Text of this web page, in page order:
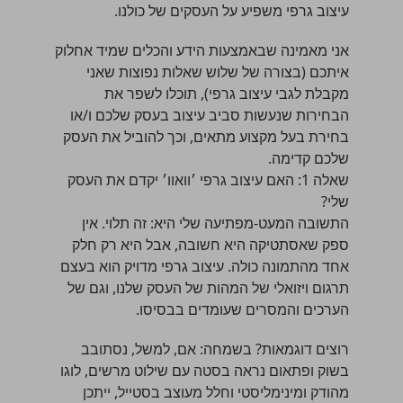
עיצוב גרפי משפיע על העסקים של כולנו.
אני מאמינה שבאמצעות הידע והכלים שמיד אחלוק
איתכם (בצורה של שלוש שאלות נפוצות שאני
מקבלת לגבי עיצוב גרפי), תוכלו לשפר את
הבחירות שנעשות סביב עיצוב בעסק שלכם ו/או
בחירת בעל מקצוע מתאים, וכך להוביל את העסק
שלכם קדימה.
שאלה 1: האם עיצוב גרפי ׳וואוו׳ יקדם את העסק
שלי?
התשובה המעט-מפתיעה שלי היא: זה תלוי. אין
ספק שאסתטיקה היא חשובה, אבל היא רק חלק
אחד מהתמונה כולה. עיצוב גרפי מדויק הוא בעצם
תרגום ויזואלי של המהות של העסק שלנו, וגם של
הערכים והמסרים שעומדים בבסיסו.
רוצים דוגמאות? בשמחה: אם, למשל, נסתובב
בשוק ופתאום נראה בסטה עם שילוט מרשים, לוגו
מהודק ומינימליסטי וחלל מעוצב בסטייל, ייתכן